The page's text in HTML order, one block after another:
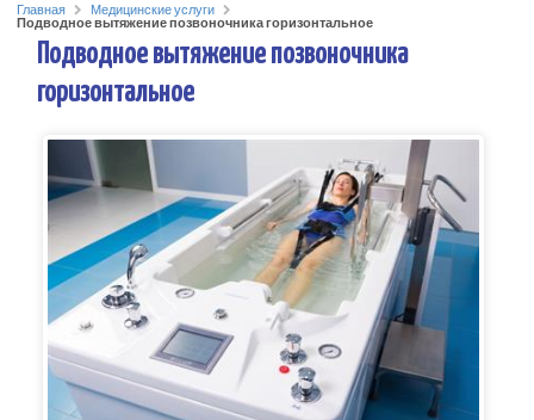
Главная
Медицинские услуги
Подводное вытяжение позвоночника горизонтальное
Подводное вытяжение позвоночника
горизонтальное